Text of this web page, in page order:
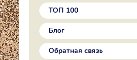
ТОП 100
Блог
Обратная связь